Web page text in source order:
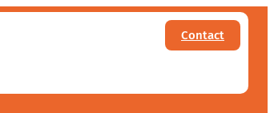
Contact
du bénin